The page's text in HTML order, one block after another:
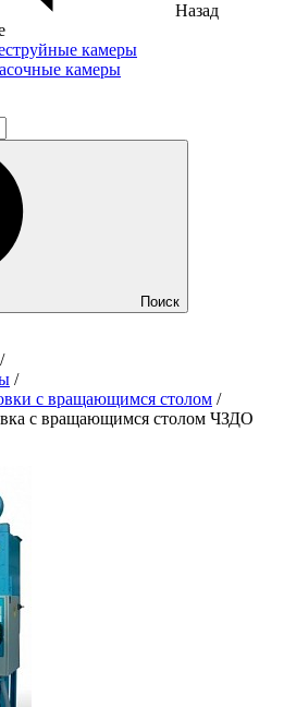
Назад
камеры
камеры
Поиск
/
/
с вращающимся столом /
c вращающимся столом ЧЗДО